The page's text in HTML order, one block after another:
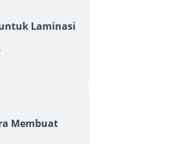
Laminasi
Membuat